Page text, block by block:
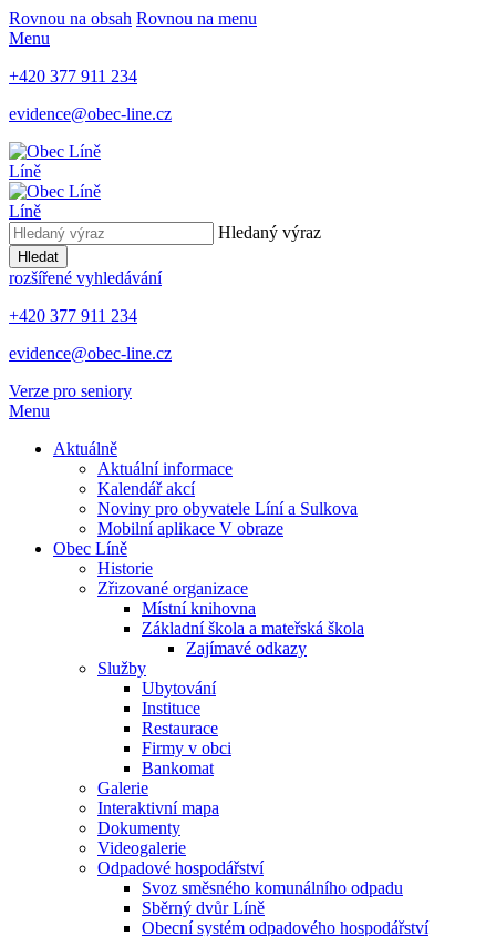
Rovnou na obsah Rovnou na menu
Menu
+420 377 911 234
evidence@obec-line.cz
Líně
Líně
Hledaný výraz
Hledat
rozšířené vyhledávání
+420 377 911 234
evidence@obec-line.cz
Verze pro seniory
Menu
Aktuálně
Aktuální informace
Kalendář akcí
Noviny pro obyvatele Líní a Sulkova
Mobilní aplikace V obraze
Obec Líně
Historie
Zřizované organizace
Místní knihovna
Základní škola a mateřská škola
Zajímavé odkazy
Služby
Ubytování
Instituce
Restaurace
Firmy v obci
Bankomat
Galerie
Interaktivní mapa
Dokumenty
Videogalerie
Odpadové hospodářství
Svoz směsného komunálního odpadu
Sběrný dvůr Líně
Obecní systém odpadového hospodářství